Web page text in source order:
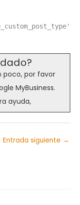
poco, por favor
MyBusiness.
ayuda,
Entrada siguiente →